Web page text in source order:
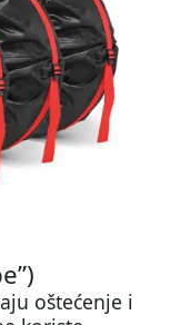
oštećenje i